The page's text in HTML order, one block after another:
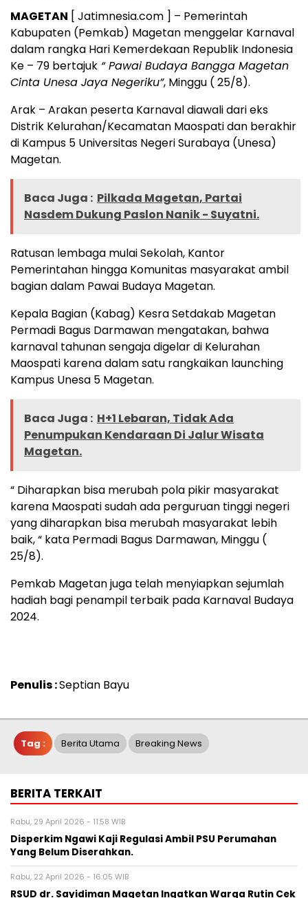
MAGETAN [ Jatimnesia.com ] – Pemerintah
Kabupaten (Pemkab) Magetan menggelar Karnaval
dalam rangka Hari Kemerdekaan Republik Indonesia
Ke – 79 bertajuk “ Pawai Budaya Bangga Magetan
Cinta Unesa Jaya Negeriku”, Minggu ( 25/8).
Arak – Arakan peserta Karnaval diawali dari eks
Distrik Kelurahan/Kecamatan Maospati dan berakhir
di Kampus 5 Universitas Negeri Surabaya (Unesa)
Magetan.
Baca Juga : Pilkada Magetan, Partai
Nasdem Dukung Paslon Nanik - Suyatni.
Ratusan lembaga mulai Sekolah, Kantor
Pemerintahan hingga Komunitas masyarakat ambil
bagian dalam Pawai Budaya Magetan.
Kepala Bagian (Kabag) Kesra Setdakab Magetan
Permadi Bagus Darmawan mengatakan, bahwa
karnaval tahunan sengaja digelar di Kelurahan
Maospati karena dalam satu rangkaikan launching
Kampus Unesa 5 Magetan.
Baca Juga : H+1 Lebaran, Tidak Ada
Penumpukan Kendaraan Di Jalur Wisata
Magetan.
“ Diharapkan bisa merubah pola pikir masyarakat
karena Maospati sudah ada perguruan tinggi negeri
yang diharapkan bisa merubah masyarakat lebih
baik, “ kata Permadi Bagus Darmawan, Minggu (
25/8).
Pemkab Magetan juga telah menyiapkan sejumlah
hadiah bagi penampil terbaik pada Karnaval Budaya
2024.
Penulis :Septian Bayu
Tag : Berita Utama Breaking News
BERITA TERKAIT
Rabu, 29 April 2026 - 11:58 WIB
Disperkim Ngawi Kaji Regulasi Ambil PSU Perumahan
Yang Belum Diserahkan.
Rabu, 22 April 2026 - 16:05 WIB
RSUD dr. Sayidiman Magetan Ingatkan Warga Rutin Cek